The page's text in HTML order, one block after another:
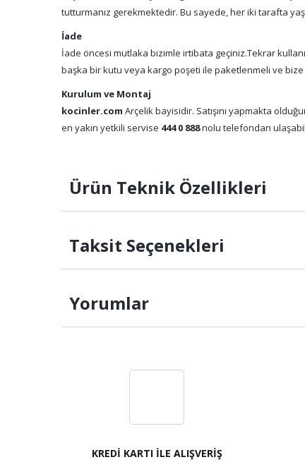
tutturmanız gerekmektedir. Bu sayede, her iki tarafta
İade
İade öncesi mutlaka bizimle irtibata geçiniz.Tekrar
başka bir kutu veya kargo poşeti ile paketlenmeli ve
Kurulum ve Montaj
kocinler.com Arçelik bayisidir. Satışını yapmakta
en yakın yetkili servise 444 0 888nolu telefondan
Ürün Teknik Özellikleri
Taksit Seçenekleri
Yorumlar
KREDİ KARTI İLE ALIŞVERİŞ